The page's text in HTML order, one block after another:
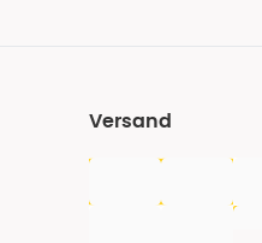
Versand